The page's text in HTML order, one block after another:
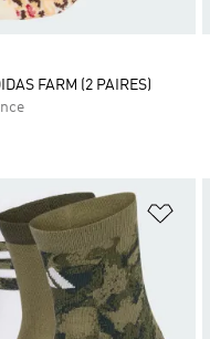
FARM (2 PAIRES)
favoris